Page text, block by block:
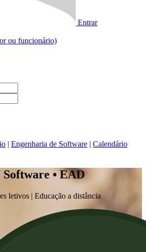
Entrar
ou funcionário)
| Engenharia de Software | Calendário
• EAD
letivos | Educação a distância